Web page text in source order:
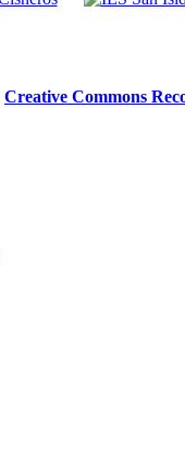
Creative Commons